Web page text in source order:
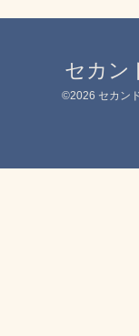
セカン
©2026 セカン